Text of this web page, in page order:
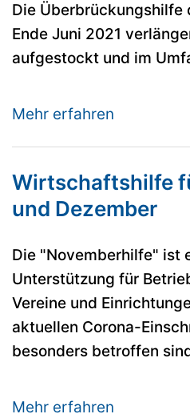
Die Überbrückungshilfe
Ende Juni 2021
aufgestockt und im
Mehr erfahren
Wirtschaftshilfe
und Dezember
Die "Novemberhilfe" ist
Unterstützung für
Vereine und
aktuellen Corona-
besonders betroffen
Mehr erfahren